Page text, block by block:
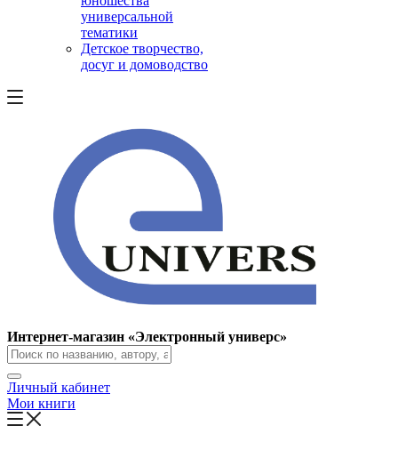
универсальной
тематики
Детское творчество,
досуг и домоводство
Интернет-магазин «Электронный универс»
Личный кабинет
Мои книги